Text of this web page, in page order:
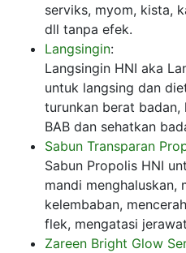
serviks, myom, kista,
dll tanpa efek.
Langsingin:
Langsingin HNI aka
untuk langsing dan
turunkan berat badan,
BAB dan sehatkan
Sabun Transparan
Sabun Propolis HNI
mandi menghaluskan,
kelembaban,
flek, mengatasi
Zareen Bright Glow